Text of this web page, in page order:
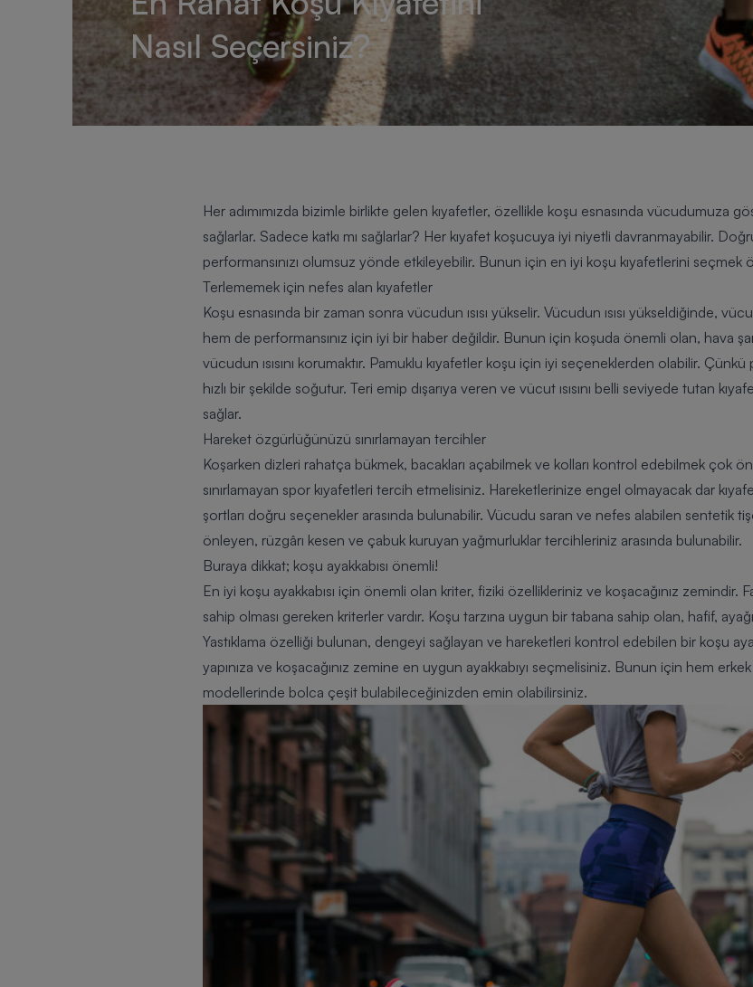
Nasıl Seçersiniz?
Her adımımızda bizimle birlikte gelen kıyafetler, özellikle koşu esnasında vücudumuza
sağlarlar. Sadece katkı mı sağlarlar? Her kıyafet koşucuya iyi niyetli davranmayabilir.
performansınızı olumsuz yönde etkileyebilir. Bunun için en iyi koşu kıyafetlerini seçmek
Terlememek için nefes alan kıyafetler
Koşu esnasında bir zaman sonra vücudun ısısı yükselir. Vücudun ısısı yükseldiğinde,
hem de performansınız için iyi bir haber değildir. Bunun için koşuda önemli olan, hava
vücudun ısısını korumaktır. Pamuklu kıyafetler koşu için iyi seçeneklerden olabilir.
hızlı bir şekilde soğutur. Teri emip dışarıya veren ve vücut ısısını belli seviyede tutan
sağlar.
Hareket özgürlüğünüzü sınırlamayan tercihler
Koşarken dizleri rahatça bükmek, bacakları açabilmek ve kolları kontrol edebilmek çok
sınırlamayan spor kıyafetleri tercih etmelisiniz. Hareketlerinize engel olmayacak dar
şortları doğru seçenekler arasında bulunabilir. Vücudu saran ve nefes alabilen sentetik
önleyen, rüzgârı kesen ve çabuk kuruyan yağmurluklar tercihleriniz arasında bulunabilir.
Buraya dikkat; koşu ayakkabısı önemli!
En iyi koşu ayakkabısı için önemli olan kriter, fiziki özellikleriniz ve koşacağınız zemindir.
sahip olması gereken kriterler vardır. Koşu tarzına uygun bir tabana sahip olan, hafif,
Yastıklama özelliği bulunan, dengeyi sağlayan ve hareketleri kontrol edebilen bir koşu
yapınıza ve koşacağınız zemine en uygun ayakkabıyı seçmelisiniz. Bunun için hem
modellerinde bolca çeşit bulabileceğinizden emin olabilirsiniz.